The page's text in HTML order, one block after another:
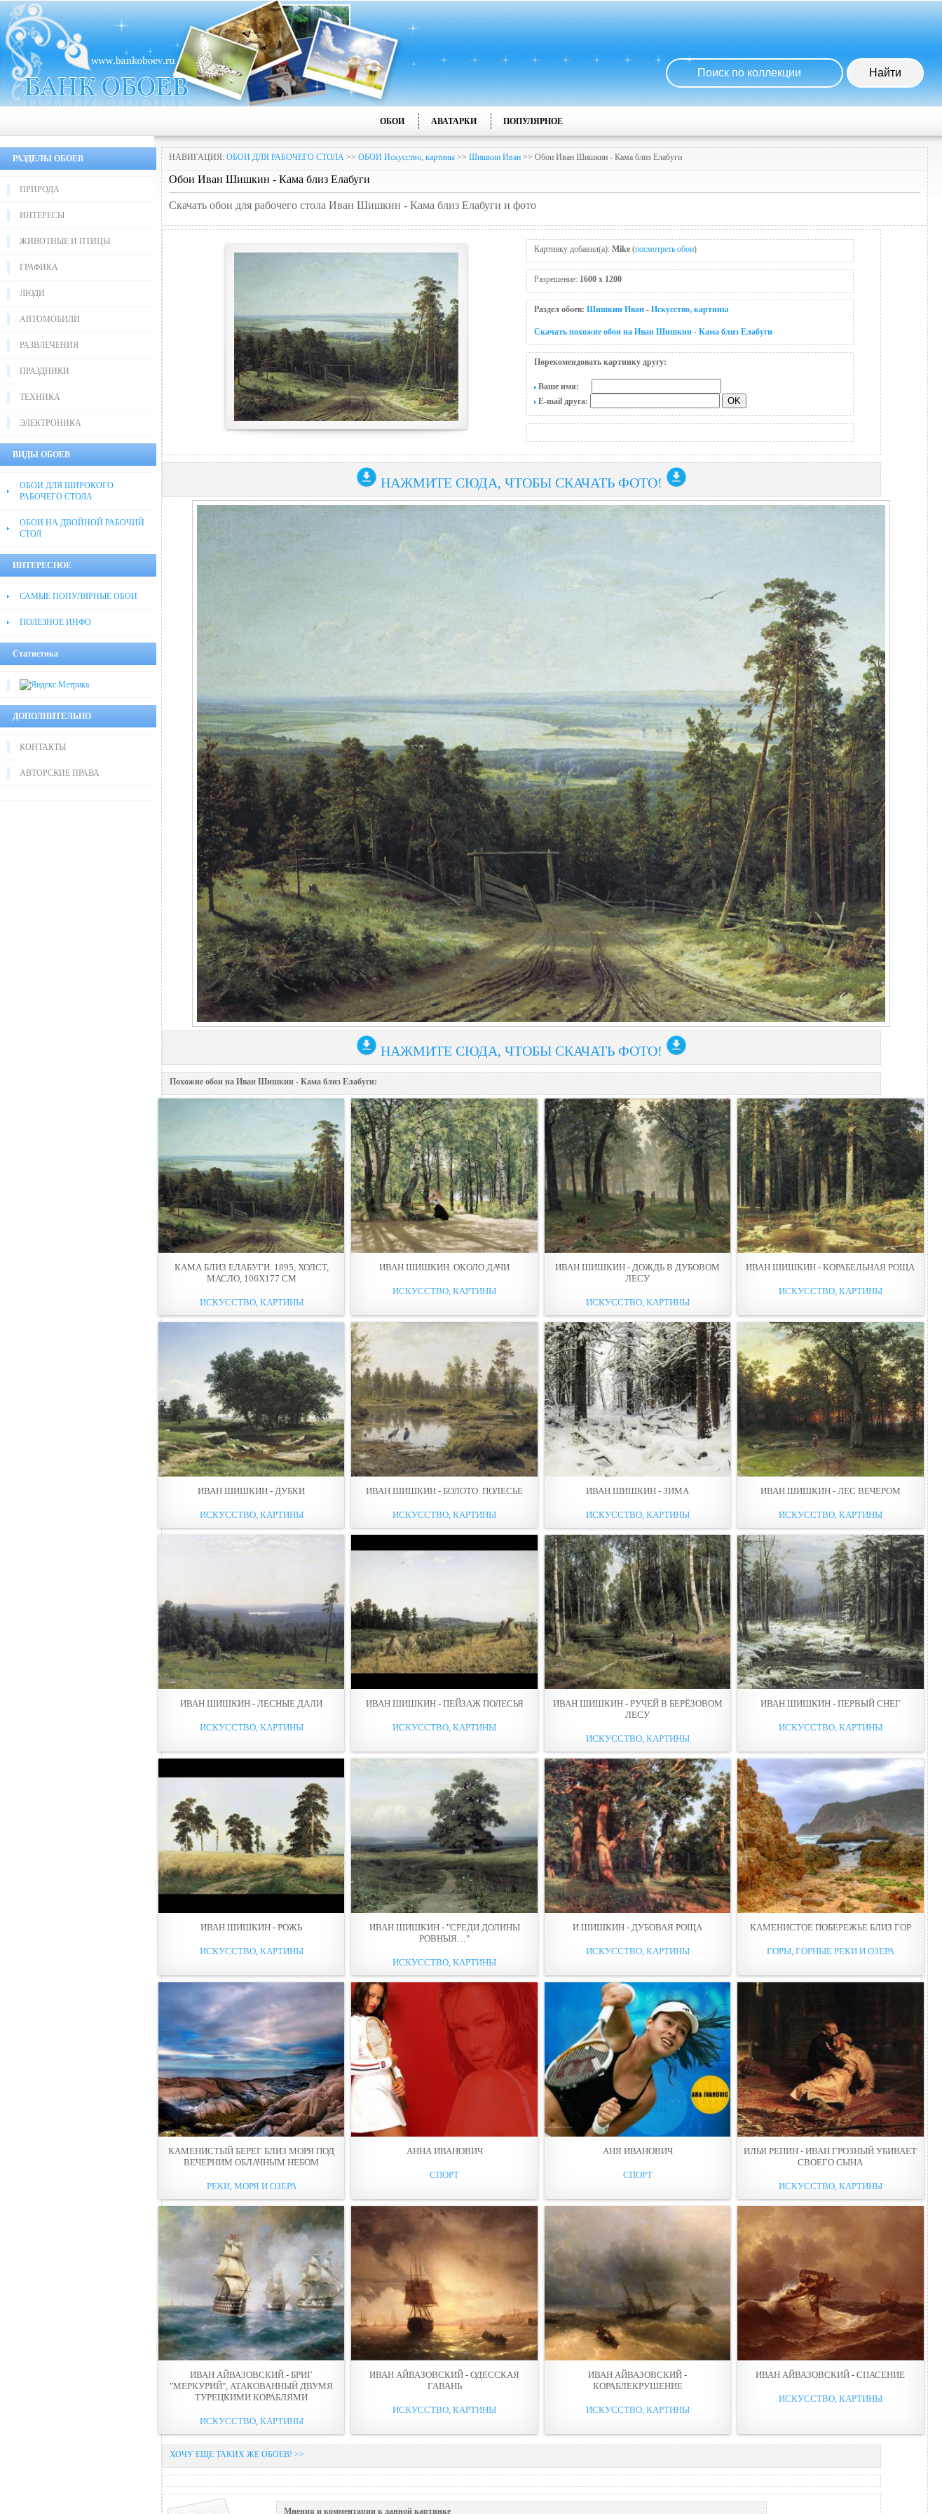
ОБОИ АВАТАРКИ ПОПУЛЯРНОЕ
РАЗДЕЛЫ ОБОЕВ
ПРИРОДА
ИНТЕРЕСЫ
ЖИВОТНЫЕ И ПТИЦЫ
ГРАФИКА
ЛЮДИ
АВТОМОБИЛИ
РАЗВЛЕЧЕНИЯ
ПРАЗДНИКИ
ТЕХНИКА
ЭЛЕКТРОНИКА
ВИДЫ ОБОЕВ
ОБОИ ДЛЯ ШИРОКОГО
РАБОЧЕГО СТОЛА
ОБОИ НА ДВОЙНОЙ РАБОЧИЙ
СТОЛ
ИНТЕРЕСНОЕ
САМЫЕ ПОПУЛЯРНЫЕ ОБОИ
ПОЛЕЗНОЕ ИНФО
Статистика
ДОПОЛНИТЕЛЬНО
КОНТАКТЫ
АВТОРСКИЕ ПРАВА
НАВИГАЦИЯ: ОБОИ ДЛЯ РАБОЧЕГО СТОЛА >> ОБОИ Искусство, картины >> Шишкин Иван >> Обои Иван Шишкин - Кама близ Елабуги
Обои Иван Шишкин - Кама близ Елабуги
Скачать обои для рабочего стола Иван Шишкин - Кама близ Елабуги и фото
Картинку добавил(а): Mike (посмотреть обои)
Разрешение: 1600 x 1200
Раздел обоев: Шишкин Иван - Искусство, картины
Скачать похожие обои на Иван Шишкин - Кама близ Елабуги
Порекомендовать картинку другу:
Ваше имя:
E-mail друга:
НАЖМИТЕ СЮДА, ЧТОБЫ СКАЧАТЬ ФОТО!
НАЖМИТЕ СЮДА, ЧТОБЫ СКАЧАТЬ ФОТО!
Похожие обои на Иван Шишкин - Кама близ Елабуги:
КАМА БЛИЗ ЕЛАБУГИ. 1895, ХОЛСТ,
МАСЛО, 106Х177 СМ
ИСКУССТВО, КАРТИНЫ
ИВАН ШИШКИН. ОКОЛО ДАЧИ
ИСКУССТВО, КАРТИНЫ
ИВАН ШИШКИН - ДОЖДЬ В ДУБОВОМ
ЛЕСУ
ИСКУССТВО, КАРТИНЫ
ИВАН ШИШКИН - КОРАБЕЛЬНАЯ РОЩА
ИСКУССТВО, КАРТИНЫ
ИВАН ШИШКИН - ДУБКИ
ИСКУССТВО, КАРТИНЫ
ИВАН ШИШКИН - БОЛОТО. ПОЛЕСЬЕ
ИСКУССТВО, КАРТИНЫ
ИВАН ШИШКИН - ЗИМА
ИСКУССТВО, КАРТИНЫ
ИВАН ШИШКИН - ЛЕС ВЕЧЕРОМ
ИСКУССТВО, КАРТИНЫ
ИВАН ШИШКИН - ЛЕСНЫЕ ДАЛИ
ИСКУССТВО, КАРТИНЫ
ИВАН ШИШКИН - ПЕЙЗАЖ ПОЛЕСЬЯ
ИСКУССТВО, КАРТИНЫ
ИВАН ШИШКИН - РУЧЕЙ В БЕРЁЗОВОМ
ЛЕСУ
ИСКУССТВО, КАРТИНЫ
ИВАН ШИШКИН - ПЕРВЫЙ СНЕГ
ИСКУССТВО, КАРТИНЫ
ИВАН ШИШКИН - РОЖЬ
ИСКУССТВО, КАРТИНЫ
ИВАН ШИШКИН - "СРЕДИ ДОЛИНЫ
РОВНЫЯ…"
ИСКУССТВО, КАРТИНЫ
И.ШИШКИН - ДУБОВАЯ РОЩА
ИСКУССТВО, КАРТИНЫ
КАМЕНИСТОЕ ПОБЕРЕЖЬЕ БЛИЗ ГОР
ГОРЫ, ГОРНЫЕ РЕКИ И ОЗЕРА
КАМЕНИСТЫЙ БЕРЕГ БЛИЗ МОРЯ ПОД
ВЕЧЕРНИМ ОБЛАЧНЫМ НЕБОМ
РЕКИ, МОРЯ И ОЗЕРА
АННА ИВАНОВИЧ
СПОРТ
АНЯ ИВАНОВИЧ
СПОРТ
ИЛЬЯ РЕПИН - ИВАН ГРОЗНЫЙ УБИВАЕТ
СВОЕГО СЫНА
ИСКУССТВО, КАРТИНЫ
ИВАН АЙВАЗОВСКИЙ - БРИГ
"МЕРКУРИЙ", АТАКОВАННЫЙ ДВУМЯ
ТУРЕЦКИМИ КОРАБЛЯМИ
ИСКУССТВО, КАРТИНЫ
ИВАН АЙВАЗОВСКИЙ - ОДЕССКАЯ
ГАВАНЬ
ИСКУССТВО, КАРТИНЫ
ИВАН АЙВАЗОВСКИЙ -
КОРАБЛЕКРУШЕНИЕ
ИСКУССТВО, КАРТИНЫ
ИВАН АЙВАЗОВСКИЙ - СПАСЕНИЕ
ИСКУССТВО, КАРТИНЫ
ХОЧУ ЕЩЕ ТАКИХ ЖЕ ОБОЕВ! >>
Мнения и комментарии к данной картинке